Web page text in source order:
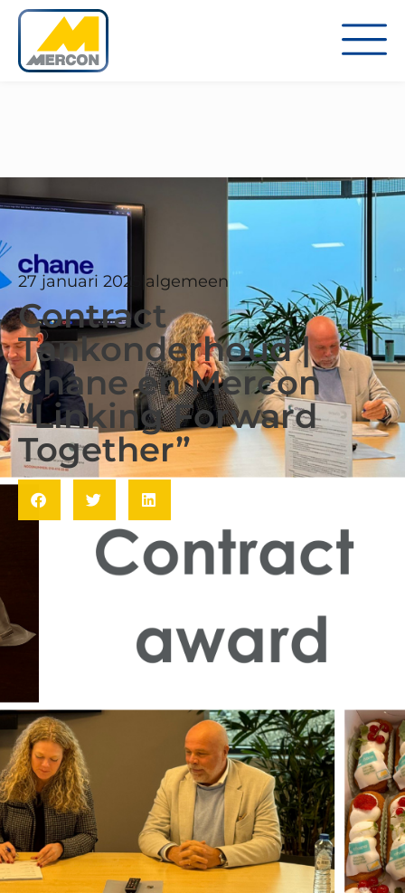
27 januari 2025 algemeen
Contract
Tankonderhoud |
Chane en Mercon
“Linking Forward
Together”